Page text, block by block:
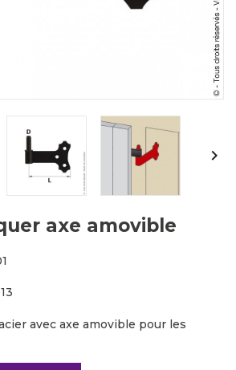

axe amovible
avec axe amovible pour les